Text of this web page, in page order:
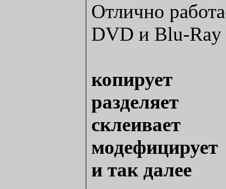
Отлично
DVD и Blu-Ray
копирует
разделяет
склеивает
модефицирует
и так далее